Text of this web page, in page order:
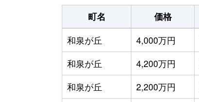
町名 価格
和泉が丘
4,000万円
和泉が丘
4,200万円
和泉が丘
2,200万円